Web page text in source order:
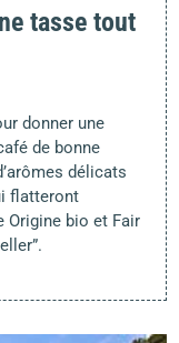
tasse tout
donner une
de bonne
délicats
flatteront
Origine bio et Fair